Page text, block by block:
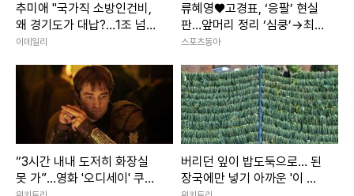
추미애 "국가직 소방인건비,
왜 경기도가 대납?…1조 넘
어"
이데일리
류혜영♥고경표, ‘응팔’ 현실
판…앞머리 정리 ‘심쿵’→최고
7.8% (나혼산)
스포츠동아
“3시간 내내 도저히 화장실
못 가”…영화 '오디세이' 쿠키
버리던 잎이 밥도둑으로… 된
장국에만 넣기 아까운 '이 나